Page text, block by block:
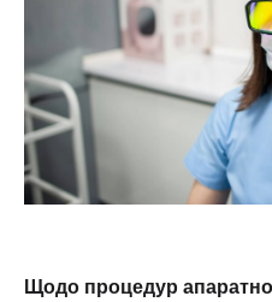
Щодо процедур